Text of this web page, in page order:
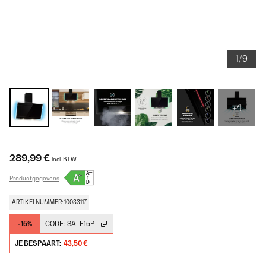
1/9
+4
289,99 € incl. BTW
Productgegevens
ARTIKELNUMMER: 10033117
-15% CODE: SALE15P
JE BESPAART: 43,50 €